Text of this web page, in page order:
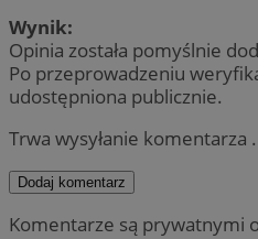
Wynik:
Opinia została pomyślnie
Po przeprowadzeniu
udostępniona publicznie.
Trwa wysyłanie komentarza
Dodaj komentarz
Komentarze są prywatnymi